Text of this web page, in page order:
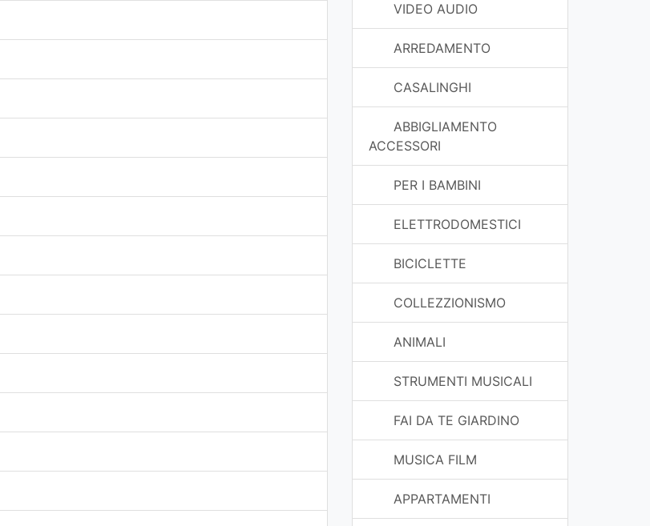
VIDEO AUDIO
ARREDAMENTO
CASALINGHI
ABBIGLIAMENTO
ACCESSORI
PER I BAMBINI
ELETTRODOMESTICI
BICICLETTE
COLLEZZIONISMO
ANIMALI
STRUMENTI MUSICALI
FAI DA TE GIARDINO
MUSICA FILM
APPARTAMENTI